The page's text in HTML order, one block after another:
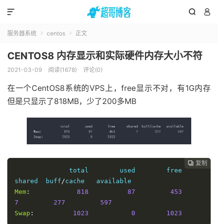
 

服务器系统  centos  正文
CENTOS8 内存显示和实际硬件内存大小不符
2021-03-09 阅读(1678) 评论(0)
在一个CentOS8系统的VPS上，free显示不对，有1G内存
但是只显示了818MB，少了200多MB
 复制
shared  buff/
Mem : 818 87
453
7
277
597
Swap : 1023 0 1023